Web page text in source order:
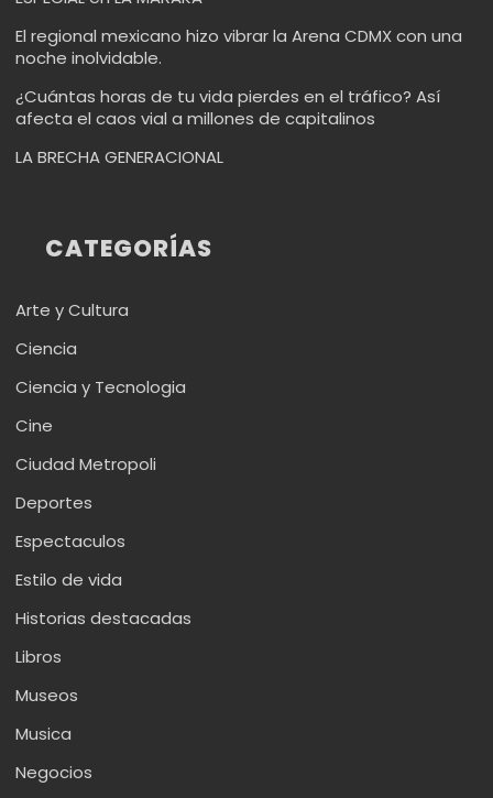
El regional mexicano hizo vibrar la Arena CDMX con una
noche inolvidable.
¿Cuántas horas de tu vida pierdes en el tráfico? Así
afecta el caos vial a millones de capitalinos
LA BRECHA GENERACIONAL
CATEGORÍAS
Arte y Cultura
Ciencia
Ciencia y Tecnologia
Cine
Ciudad Metropoli
Deportes
Espectaculos
Estilo de vida
Historias destacadas
Libros
Museos
Musica
Negocios